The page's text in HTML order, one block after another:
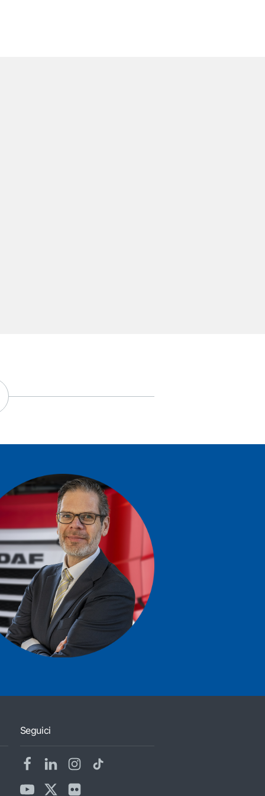
Seguici